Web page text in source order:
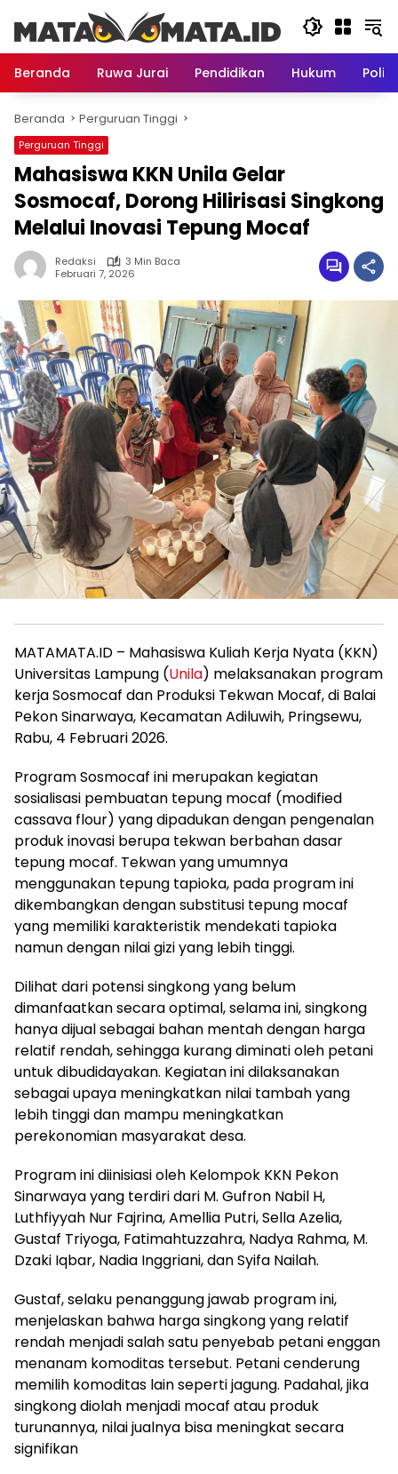
konten
Beranda
Ruwa Jurai Pendidikan Hukum
Beranda Perguruan Tinggi
Perguruan Tinggi
Mahasiswa KKN Unila Gelar
Sosmocaf, Dorong Hilirisasi Singkong
Melalui Inovasi Tepung Mocaf
Redaksi
3 Min Baca
Februari 7, 2026
MATAMATA.ID – Mahasiswa Kuliah Kerja Nyata (KKN)
Universitas Lampung (Unila) melaksanakan program
kerja Sosmocaf dan Produksi Tekwan Mocaf, di Balai
Pekon Sinarwaya, Kecamatan Adiluwih, Pringsewu,
Rabu, 4 Februari 2026.
Program Sosmocaf ini merupakan kegiatan
sosialisasi pembuatan tepung mocaf (modified
cassava flour) yang dipadukan dengan pengenalan
produk inovasi berupa tekwan berbahan dasar
tepung mocaf. Tekwan yang umumnya
menggunakan tepung tapioka, pada program ini
dikembangkan dengan substitusi tepung mocaf
yang memiliki karakteristik mendekati tapioka
namun dengan nilai gizi yang lebih tinggi.
Dilihat dari potensi singkong yang belum
dimanfaatkan secara optimal, selama ini, singkong
hanya dijual sebagai bahan mentah dengan harga
relatif rendah, sehingga kurang diminati oleh petani
untuk dibudidayakan. Kegiatan ini dilaksanakan
sebagai upaya meningkatkan nilai tambah yang
lebih tinggi dan mampu meningkatkan
perekonomian masyarakat desa.
Program ini diinisiasi oleh Kelompok KKN Pekon
Sinarwaya yang terdiri dari M. Gufron Nabil H,
Luthfiyyah Nur Fajrina, Amellia Putri, Sella Azelia,
Gustaf Triyoga, Fatimahtuzzahra, Nadya Rahma, M.
Dzaki Iqbar, Nadia Inggriani, dan Syifa Nailah.
Gustaf, selaku penanggung jawab program ini,
menjelaskan bahwa harga singkong yang relatif
rendah menjadi salah satu penyebab petani enggan
menanam komoditas tersebut. Petani cenderung
memilih komoditas lain seperti jagung. Padahal, jika
singkong diolah menjadi mocaf atau produk
turunannya, nilai jualnya bisa meningkat secara
signifikan